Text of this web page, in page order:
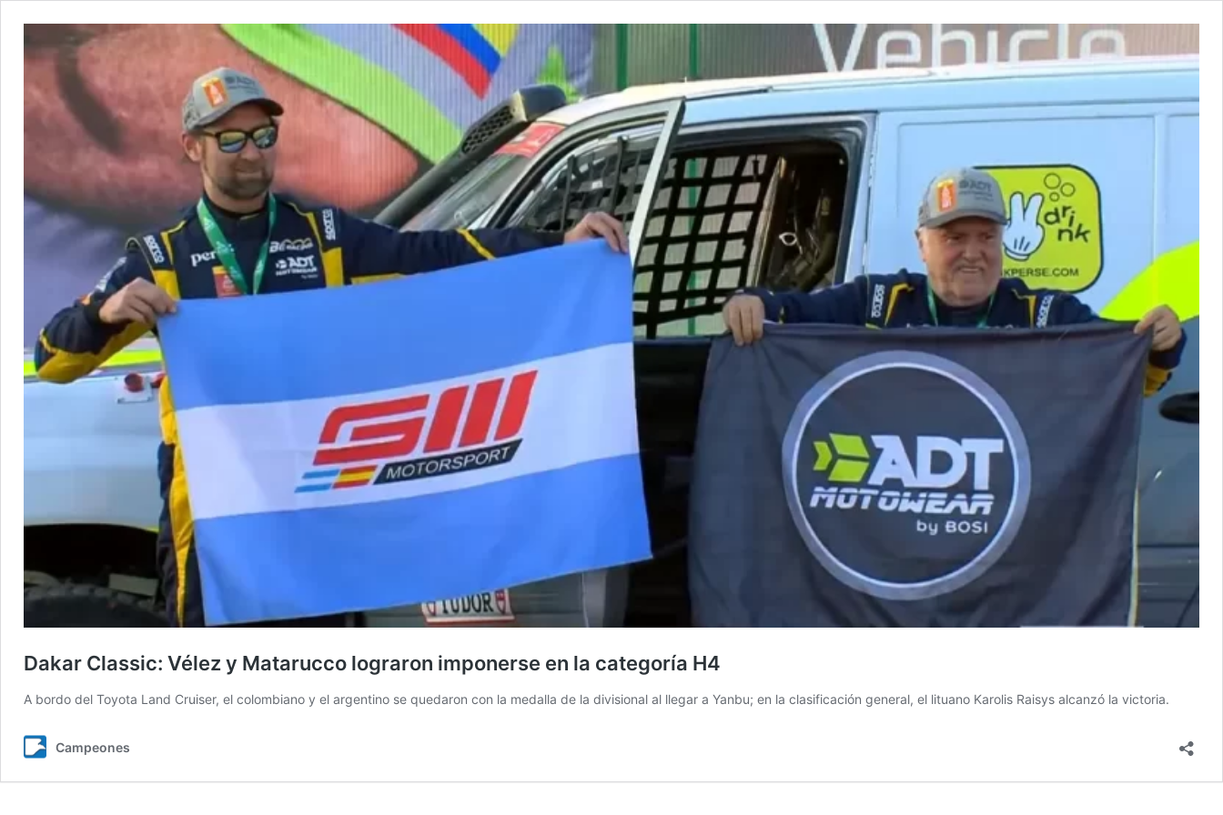
Dakar Classic: Vélez y Matarucco lograron imponerse en la categoría H4
A bordo del Toyota Land Cruiser, el colombiano y el argentino se quedaron con la medalla de la divisional al llegar a Yanbu; en la clasificación general, el lituano Karolis Raisys alcanzó la victoria.
Campeones